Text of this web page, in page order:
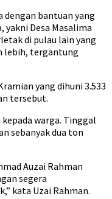
dengan bantuan yang
yakni Desa Masalima
di pulau lain yang
lebih, tergantung
yang dihuni 3.533
tersebut.
warga. Tinggal
sebanyak dua ton
Auzai Rahman
segera
kata Uzai Rahman.